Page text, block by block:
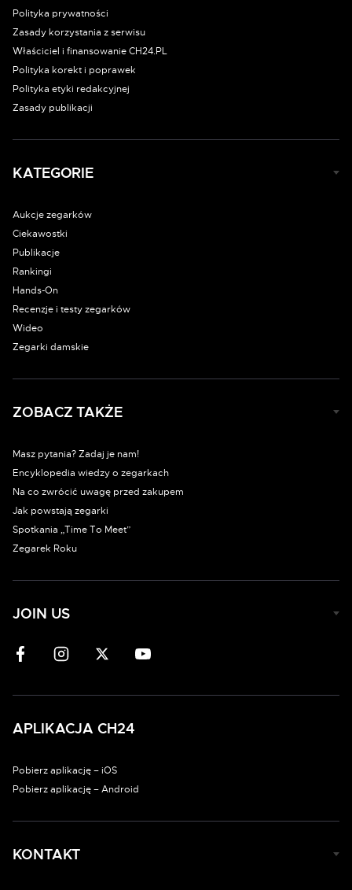
Polityka prywatności
Zasady korzystania z serwisu
Właściciel i finansowanie CH24.PL
Polityka korekt i poprawek
Polityka etyki redakcyjnej
Zasady publikacji
KATEGORIE
Aukcje zegarków
Ciekawostki
Publikacje
Rankingi
Hands-On
Recenzje i testy zegarków
Wideo
Zegarki damskie
ZOBACZ TAKŻE
Masz pytania? Zadaj je nam!
Encyklopedia wiedzy o zegarkach
Na co zwrócić uwagę przed zakupem
Jak powstają zegarki
Spotkania „Time To Meet”
Zegarek Roku
JOIN US
APLIKACJA CH24
Pobierz aplikację – iOS
Pobierz aplikację – Android
KONTAKT